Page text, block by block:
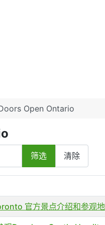
Open Ontario
筛选 清除
官方景点介绍和参观